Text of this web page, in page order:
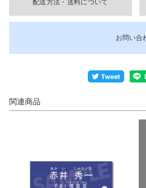
配送方法・送料について
お問い合
関連商品